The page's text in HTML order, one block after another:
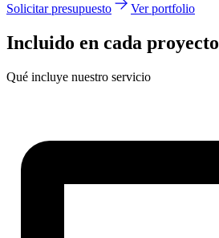
Solicitar presupuesto Ver portfolio
Incluido en cada proyecto
Qué incluye nuestro servicio